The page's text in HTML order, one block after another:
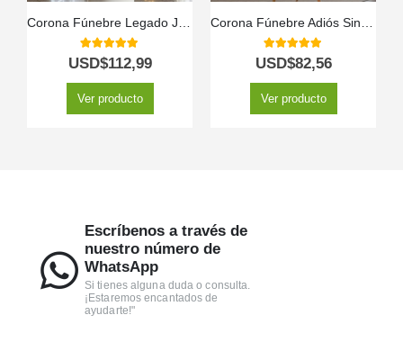
5.00out of 5
USD$112,99
Ver producto
5.00out of 5
USD$82,56
Ver producto
Escríbenos a través de
nuestro número de
WhatsApp
Si tienes alguna duda o consulta.
¡Estaremos encantados de
ayudarte!"